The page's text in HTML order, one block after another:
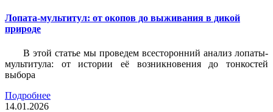
Лопата-мультитул: от окопов до выживания в дикой
природе
В этой статье мы проведем всесторонний анализ лопаты-
мультитула: от истории её возникновения до тонкостей
выбора
Подробнее
14.01.2026